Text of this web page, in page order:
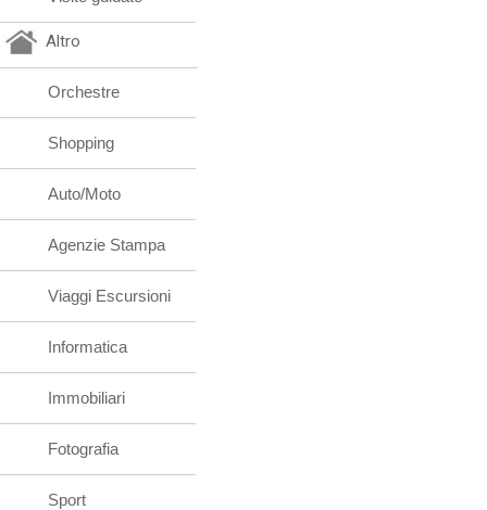
Altro
Orchestre
Shopping
Auto/Moto
Agenzie Stampa
Viaggi Escursioni
Informatica
Immobiliari
Fotografia
Sport